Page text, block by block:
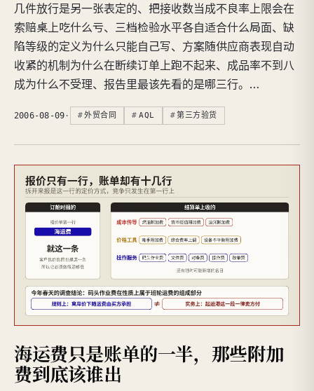
几件放行是另一张表定的、把接收数当成不良率上限会在
索赔桌上吃什么亏、三档检验水平各自适合什么局面、缺
陷等级的定义为什么只能自己写、方案随供应商表现自动
收紧的机制为什么在断续订单上跑不起来、成品率不到八
成为什么不受理、报告里最该先看的是哪三行。…
2006-08-09 · 外贸合同 AQL 第三方验货
海运费只是账单的一半，那些附加
费到底该谁出